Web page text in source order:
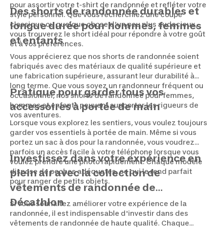
pour assortir votre t-shirt de randonnée et refléter votre
style personnel. Que vous recherchiez une coupe
classique ou quelque chose d'un peu plus audacieux,
vous trouverez le short idéal pour répondre à votre goût
et à vos préférences.
Des shorts de randonnée durables et
longue durée pour hommes, femmes
et enfants
Vous apprécierez que nos shorts de randonnée soient
fabriqués avec des matériaux de qualité supérieure et
une fabrication supérieure, assurant leur durabilité à
long terme. Que vous soyez un randonneur fréquent ou
occasionnel, nos shorts de randonnée pour femmes,
hommes et enfants peuvent supporter les rigueurs de
vos aventures.
Pratique pour garder tous vos
accessoires à portée de main
Lorsque vous explorez les sentiers, vous voulez toujours
garder vos essentiels à portée de main. Même si vous
portez un sac à dos pour la randonnée, vous voudrez
parfois un accès facile à votre téléphone lorsque vous
voulez prendre une photo rapidement. Chaque modèle
dispose de poches adéquates, ce qui le rend parfait
pour ranger de petits objets.
Investissez dans votre expérience en
plein air avec la collection de
vêtements de randonnée de
Décathlon
Si vous souhaitez améliorer votre expérience de la
randonnée, il est indispensable d'investir dans des
vêtements de randonnée de haute qualité. Chaque